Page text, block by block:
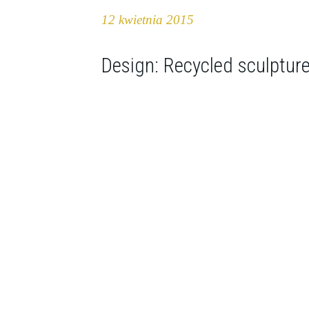
12 kwietnia 2015
Design: Recycled